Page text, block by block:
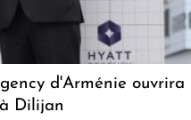
d'Arménie ouvrira
Dilijan